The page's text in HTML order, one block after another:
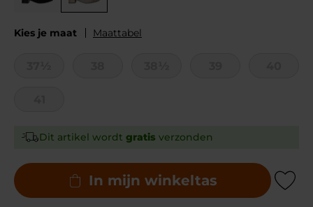
Kies je maat Maattabel
Dit artikel wordt gratis verzonden
In mijn winkeltas Add to